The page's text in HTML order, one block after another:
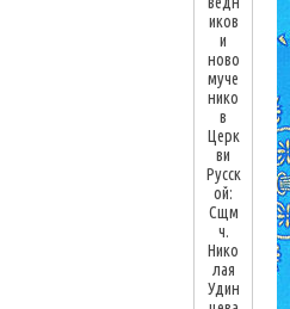
иков
и
ново
муче
нико
в
Церк
ви
Русск
ой:
Сщм
ч.
Нико
лая
Удин